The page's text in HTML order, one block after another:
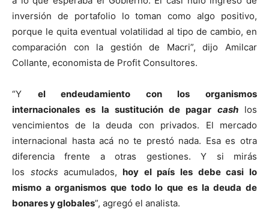
inversión de portafolio lo toman como algo positivo,
porque le quita eventual volatilidad al tipo de cambio, en
comparación con la gestión de Macri”, dijo Amilcar
Collante, economista de Profit Consultores.
“Y el endeudamiento con los organismos
internacionales es la sustitución de pagar cash los
vencimientos de la deuda con privados. El mercado
internacional hasta acá no te prestó nada. Esa es otra
diferencia frente a otras gestiones. Y si mirás
los stocksacumulados, hoy el país les debe casi lo
mismo a organismos que todo lo que es la deuda de
bonares y globales”, agregó el analista.